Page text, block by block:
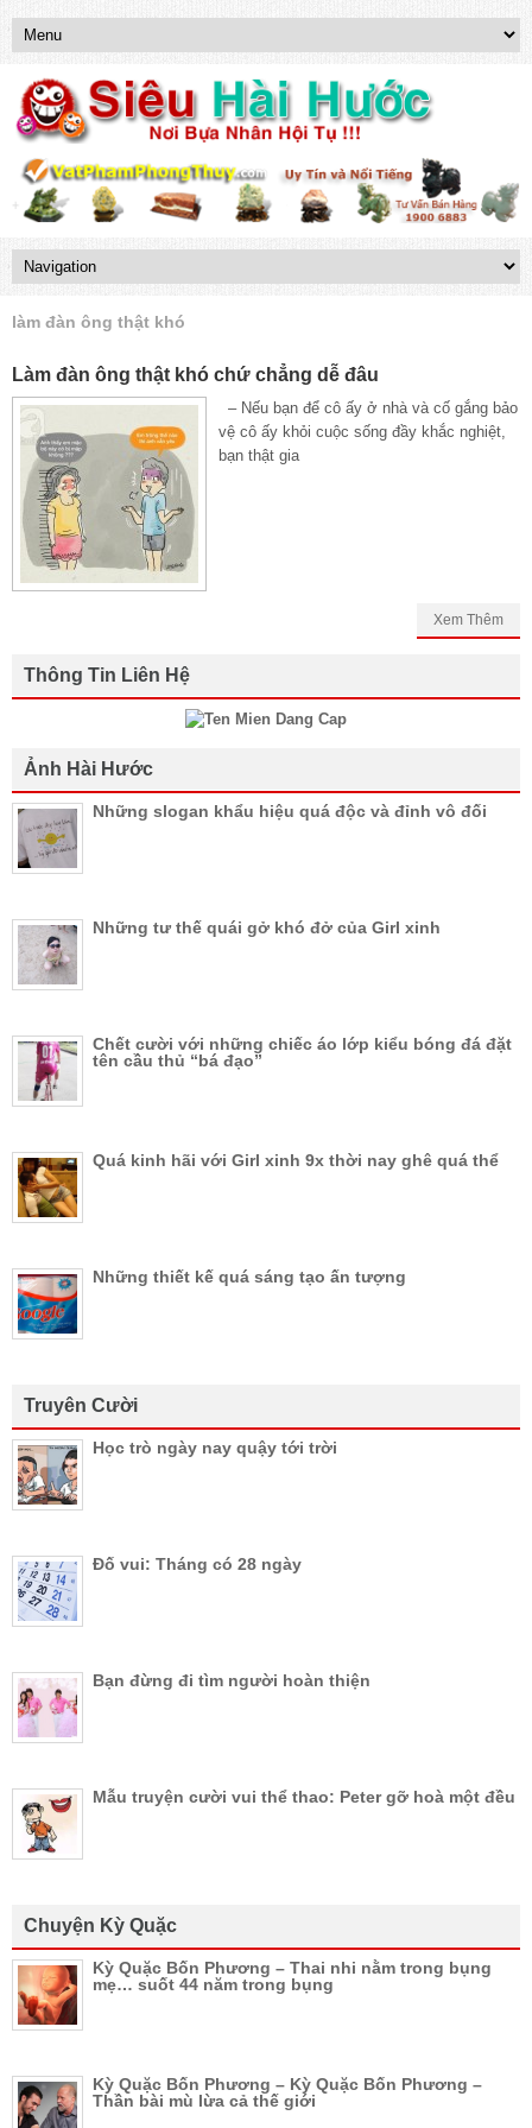
làm đàn ông thật khó
Làm đàn ông thật khó chứ chẳng dễ đâu
– Nếu bạn để cô ấy ở nhà và cố gắng bảo
vệ cô ấy khỏi cuộc sống đầy khắc nghiệt,
bạn thật gia
Xem Thêm
Thông Tin Liên Hệ
Ảnh Hài Hước
Những slogan khẩu hiệu quá độc và đỉnh vô đối
Những tư thế quái gở khó đở của Girl xinh
Chết cười với những chiếc áo lớp kiểu bóng đá đặt
tên cầu thủ “bá đạo”
Quá kinh hãi với Girl xinh 9x thời nay ghê quá thể
Những thiết kế quá sáng tạo ấn tượng
Truyên Cười
Học trò ngày nay quậy tới trời
Đố vui: Tháng có 28 ngày
Bạn đừng đi tìm người hoàn thiện
Mẫu truyện cười vui thể thao: Peter gỡ hoà một đều
Chuyện Kỳ Quặc
Kỳ Quặc Bốn Phương – Thai nhi nằm trong bụng
mẹ… suốt 44 năm trong bụng
Kỳ Quặc Bốn Phương – Kỳ Quặc Bốn Phương –
Thần bài mù lừa cả thế giới